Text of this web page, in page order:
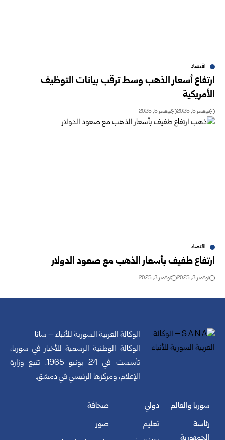
اقتصاد
ارتفاع أسعار الذهب وسط ترقب بيانات التوظيف
الأمريكية
نوفمبر 5, 2025 نوفمبر 5, 2025
اقتصاد
ارتفاع طفيف بأسعار الذهب مع صعود الدولار
نوفمبر 3, 2025 نوفمبر 3, 2025
الوكالة العربية السورية للأنباء – سانا
الوكالة الوطنية الرسمية للأخبار في سوريا،
تأسست في 24 يونيو 1965. تتبع وزارة
الإعلام، ومركزها الرئيسي في دمشق.
سوريا والعالم
رئاسة
دولي
تعليم
صحافة
صور